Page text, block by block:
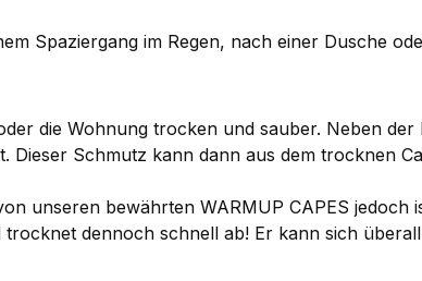
Spaziergang im Regen, nach einer Dusche
die Wohnung trocken und sauber. Neben der
Schmutz kann dann aus dem trocknen
unseren bewährten WARMUP CAPES
dennoch schnell ab! Er kann sich